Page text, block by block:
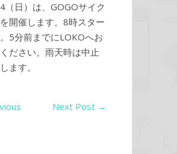
（日）は、GOGOサイク
開催します。8時スター
5分前までにLOKOへお
ださい。雨天時は中止
ます。
Next Post →